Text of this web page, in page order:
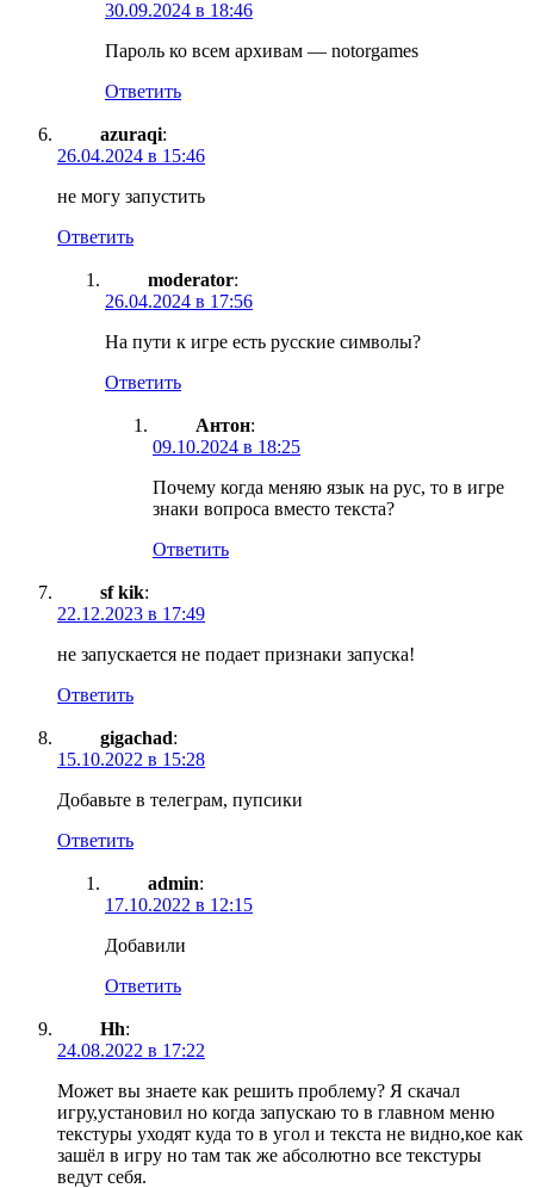
30.09.2024 в 18:46
Пароль ко всем архивам — notorgames
Ответить
azuraqi:
26.04.2024 в 15:46
не могу запустить
Ответить
moderator:
26.04.2024 в 17:56
На пути к игре есть русские символы?
Ответить
Антон:
09.10.2024 в 18:25
Почему когда меняю язык на рус, то в игре
знаки вопроса вместо текста?
Ответить
sf kik:
22.12.2023 в 17:49
не запускается не подает признаки запуска!
Ответить
gigachad:
15.10.2022 в 15:28
Добавьте в телеграм, пупсики
Ответить
admin:
17.10.2022 в 12:15
Добавили
Ответить
Hh:
24.08.2022 в 17:22
Может вы знаете как решить проблему? Я скачал
игру,установил но когда запускаю то в главном меню
текстуры уходят куда то в угол и текста не видно,кое как
зашёл в игру но там так же абсолютно все текстуры
ведут себя.